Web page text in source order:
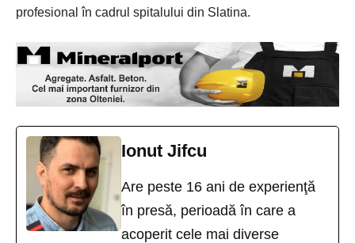
profesional în cadrul spitalului din Slatina.
Ionut Jifcu
Are peste 16 ani de experienţă
în presă, perioadă în care a
acoperit cele mai diverse